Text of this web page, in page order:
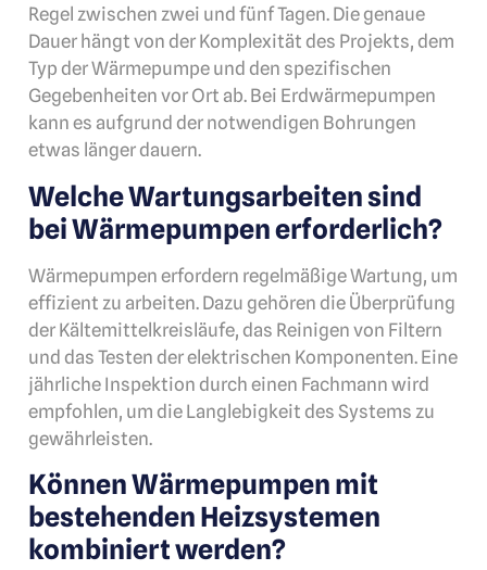
Regel zwischen zwei und fünf Tagen. Die genaue
Dauer hängt von der Komplexität des Projekts, dem
Typ der Wärmepumpe und den spezifischen
Gegebenheiten vor Ort ab. Bei Erdwärmepumpen
kann es aufgrund der notwendigen Bohrungen
etwas länger dauern.
Welche Wartungsarbeiten sind
bei Wärmepumpen erforderlich?
Wärmepumpen erfordern regelmäßige Wartung, um
effizient zu arbeiten. Dazu gehören die Überprüfung
der Kältemittelkreisläufe, das Reinigen von Filtern
und das Testen der elektrischen Komponenten. Eine
jährliche Inspektion durch einen Fachmann wird
empfohlen, um die Langlebigkeit des Systems zu
gewährleisten.
Können Wärmepumpen mit
bestehenden Heizsystemen
kombiniert werden?